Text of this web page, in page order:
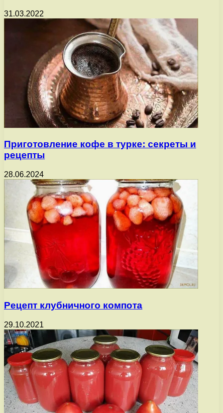
31.03.2022
Приготовление кофе в турке: секреты и
рецепты
28.06.2024
Рецепт клубничного компота
29.10.2021